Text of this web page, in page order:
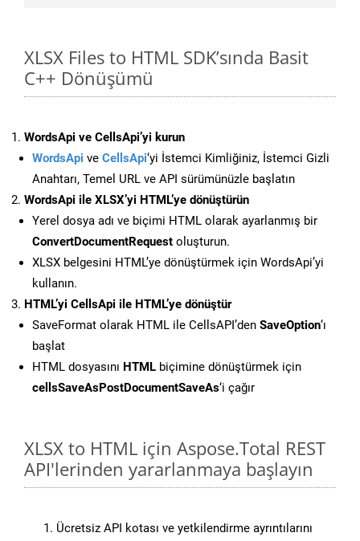
XLSX Files to HTML SDK’sında Basit
C++ Dönüşümü
WordsApi ve CellsApi’yi kurun
WordsApi ve CellsApi‘yi İstemci Kimliğiniz, İstemci Gizli
Anahtarı, Temel URL ve API sürümünüzle başlatın
WordsApi ile XLSX’yi HTML’ye dönüştürün
Yerel dosya adı ve biçimi HTML olarak ayarlanmış bir
ConvertDocumentRequest oluşturun.
XLSX belgesini HTML’ye dönüştürmek için WordsApi’yi
kullanın.
HTML’yi CellsApi ile HTML’ye dönüştür
SaveFormat olarak HTML ile CellsAPI’den SaveOption‘ı
başlat
HTML dosyasını HTML biçimine dönüştürmek için
cellsSaveAsPostDocumentSaveAs‘i çağır
XLSX to HTML için Aspose.Total REST
API'lerinden yararlanmaya başlayın
Ücretsiz API kotası ve yetkilendirme ayrıntılarını